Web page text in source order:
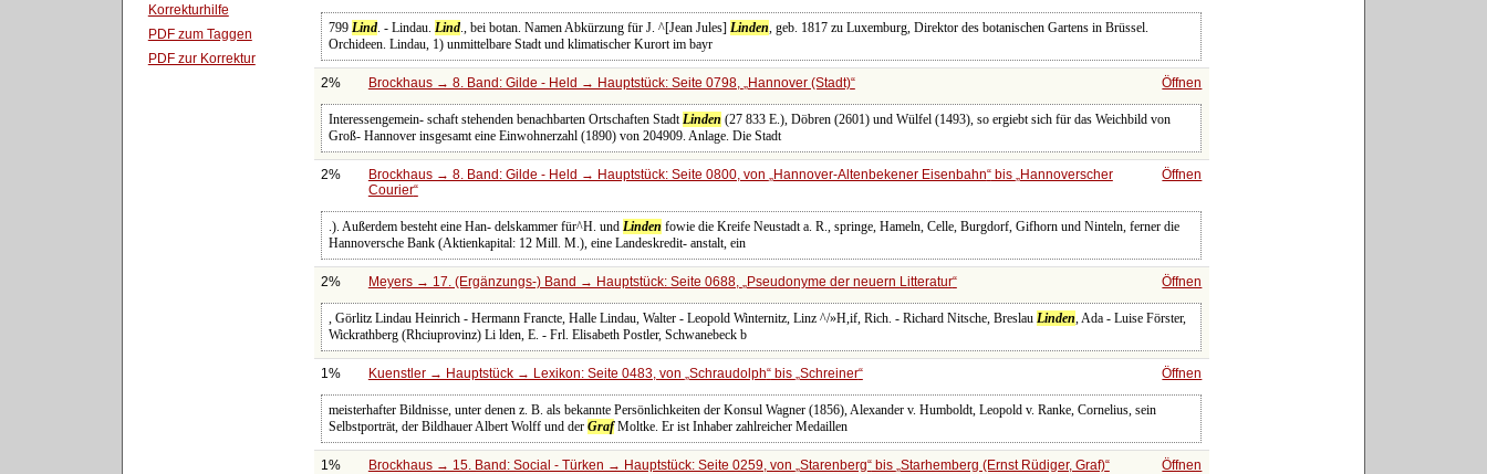
Korrekturhilfe
PDF zum Taggen
PDF zur Korrektur
799Lind. - Lindau.Lind., bei botan. Namen Abkürzung für J. ^[Jean Jules]Linden, geb. 1817 zu Luxemburg, Direktor des botanischen Gartens in Brüssel.
Orchideen. Lindau, 1) unmittelbare Stadt und klimatischer Kurort im bayr
2% Brockhaus → 8. Band: Gilde - Held → Hauptstück: Seite 0798, Hannover (Stadt) Öffnen
Interessengemein- schaft stehenden benachbarten Ortschaften StadtLinden (27 833 E.), Döbren (2601) und Wülfel (1493), so ergiebt sich für das Weichbild von
Groß- Hannover insgesamt eine Einwohnerzahl (1890) von 204909. Anlage. Die Stadt
2% Brockhaus → 8. Band: Gilde - Held → Hauptstück: Seite 0800, von Hannover-Altenbekener Eisenbahn bis Hannoverscher
Courier
Öffnen
.). Außerdem besteht eine Han- delskammer für^H. undLinden fowie die Kreife Neustadt a. R., springe, Hameln, Celle, Burgdorf, Gifhorn und Ninteln, ferner die
Hannoversche Bank (Aktienkapital: 12 Mill. M.), eine Landeskredit- anstalt, ein
2% Meyers → 17. (Ergänzungs-) Band → Hauptstück: Seite 0688, Pseudonyme der neuern Litteratur Öffnen
, Görlitz Lindau Heinrich - Hermann Francte, Halle Lindau, Walter - Leopold Winternitz, Linz ^/»H,if, Rich. - Richard Nitsche, BreslauLinden, Ada - Luise Förster,
Wickrathberg (Rhciuprovinz) Li lden, E. - Frl. Elisabeth Postler, Schwanebeck b
1% Kuenstler → Hauptstück → Lexikon: Seite 0483, von Schraudolph bis Schreiner Öffnen
meisterhafter Bildnisse, unter denen z. B. als bekannte Persönlichkeiten der Konsul Wagner (1856), Alexander v. Humboldt, Leopold v. Ranke, Cornelius, sein
Selbstporträt, der Bildhauer Albert Wolff und derGrafMoltke. Er ist Inhaber zahlreicher Medaillen
1% Brockhaus → 15. Band: Social - Türken → Hauptstück: Seite 0259, von Starenberg bis Starhemberg (Ernst Rüdiger, Graf) Öffnen